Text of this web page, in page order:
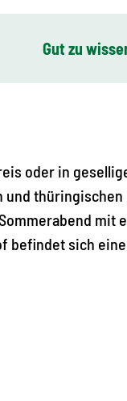
Gut zu
oder in
und thüringischen
mit
befindet sich eine